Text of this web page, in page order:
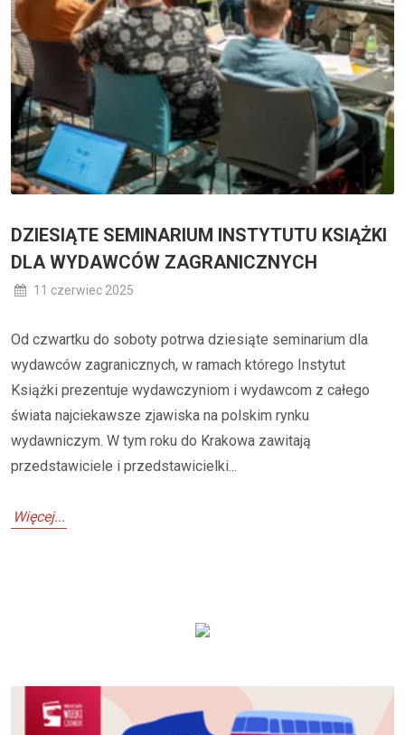
DZIESIĄTE SEMINARIUM INSTYTUTU KSIĄŻKI
DLA WYDAWCÓW ZAGRANICZNYCH
11 czerwiec 2025
Od czwartku do soboty potrwa dziesiąte seminarium dla
wydawców zagranicznych, w ramach którego Instytut
Książki prezentuje wydawczyniom i wydawcom z całego
świata najciekawsze zjawiska na polskim rynku
wydawniczym. W tym roku do Krakowa zawitają
przedstawiciele i przedstawicielki...
Więcej...